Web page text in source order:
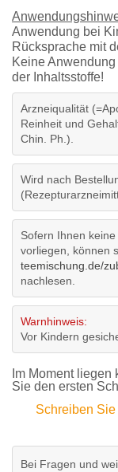
Anwendung bei
Rücksprache mit
Keine
der Inhaltsstoffe!
Arzneiqualität
Reinheit und
Chin. Ph.).
Wird nach
Sofern Ihnen
vorliegen, können
teemischung.de/
nachlesen.
Warnhinweis:
Vor Kindern
Im Moment
Sie den ersten
Schreiben
Bei Fragen und